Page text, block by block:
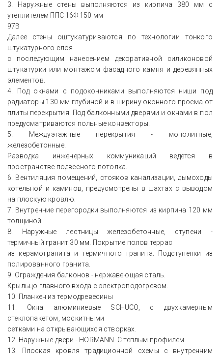
3. Наружные стены выполняются из кирпича 380 мм c
утеплителем ППC 16Ф 150 мм
97B
Далее стены оштукатуриваются по технологии тонкого
штукатурного слоя
c последующим нанесением декоративной силиконовой
штукатурки или монтажом фасадного камня и деревянных
элементов.
4. Под окнами с подоконниками выполняются ниши под
радиаторы 130 мм глубиной и в ширину оконного проема от
плиты перекрытия. Под балконными дверями и окнами в пол
предусматриваются польные конвекторы.
5. Междуэтажные перекрытия - монолитные,
железобетонные.
Разводка инженерных коммуникаций ведется в
пространстве подвесного потолка.
6. Вентиляция помещений, стояков канализации, дымоходы
котельной и каминов, предусмотрены в шахтах с выводом
на плоскую кровлю.
7. Внутренние перегородки выполняются из кирпича 120 мм
толщиной.
8. Наружные лестницы железобетонные, ступени -
термичный гранит 30 мм. Покрытие полов террас
из керамогранита и термичного гранита. Подступенки из
полированного гранита.
9. Ограждения балконов - нержавеющая сталь.
Крыльцо главного входа с электроподогревом.
10. Планкен из термодревесины
11. Окна алюминиевые SCHUCO, с двухкамерным
стеклопакетом, москитными
сетками на открывающихся створках.
12. Наружные двери - HORMANN. С теплым профилем.
13. Плоская кровля традиционной схемы с внутренним